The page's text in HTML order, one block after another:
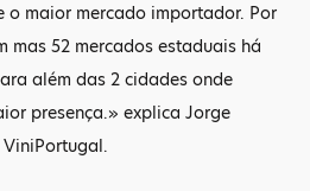
o maior mercado importador. Por
mas 52 mercados estaduais há
além das 2 cidades onde
presença.» explica Jorge